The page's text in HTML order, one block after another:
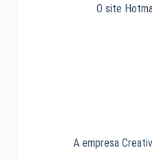
O site
A empresa